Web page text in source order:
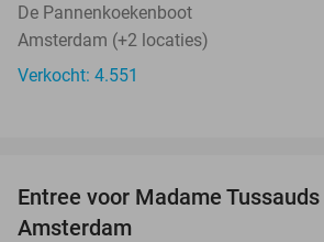
De Pannenkoekenboot
Amsterdam (+2 locaties)
Verkocht: 4.551
Entree voor Madame
Amsterdam